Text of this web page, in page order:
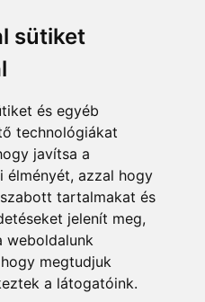
sütiket
és egyéb
technológiákat
javítsa a
élményét, azzal hogy
tartalmakat és
jelenít meg,
weboldalunk
megtudjuk
a látogatóink.
methods